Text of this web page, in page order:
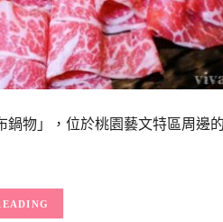
鍋物」，位於桃園藝文特區周邊